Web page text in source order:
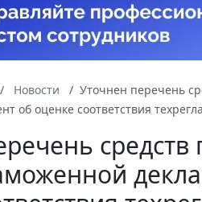
Новости
Уточнен перечень
об оценке соответствия